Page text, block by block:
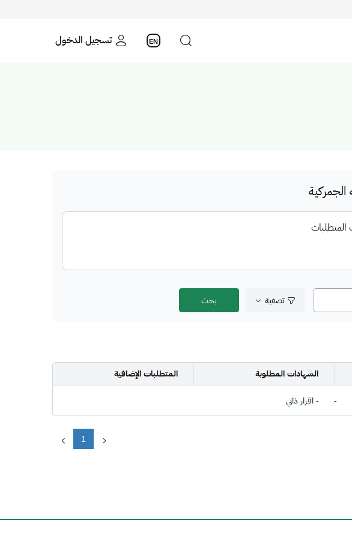
تسجيل الدخول EN
تصفية
الشهادات المطلوبة المتطلبات الإضافية
- - اقرار ذاتي
1